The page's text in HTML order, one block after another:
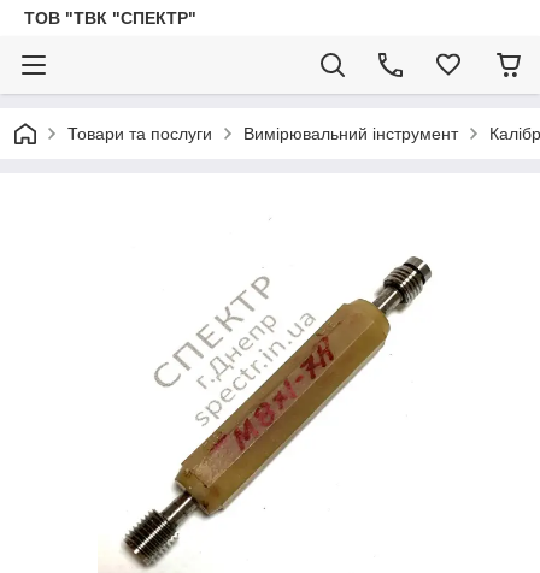
ТОВ "ТВК "СПЕКТР"
Товари та послуги Вимірювальний інструмент